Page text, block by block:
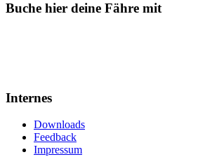
Buche hier deine Fähre mit
Internes
Downloads
Feedback
Impressum